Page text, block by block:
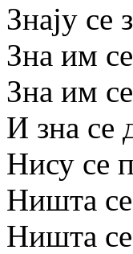
Знају се
Зна им
Зна им
И зна се
Нису се
Ништа
Ништа